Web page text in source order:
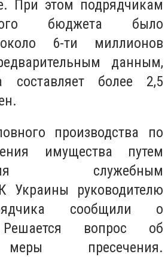
При этом подрядчикам
бюджета было
6-ти миллионов
данным,
составляет более 2,5
производства по
имущества путем
служебным
Украины руководителю
сообщили о
Решается вопрос об
пресечения.